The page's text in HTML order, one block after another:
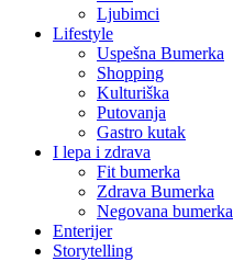
Ljubimci
Lifestyle
Uspešna Bumerka
Shopping
Kulturiška
Putovanja
Gastro kutak
I lepa i zdrava
Fit bumerka
Zdrava Bumerka
Negovana bumerka
Enterijer
Storytelling